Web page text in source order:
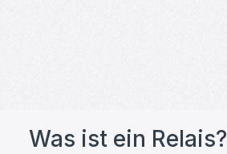
Was ist ein Relais?